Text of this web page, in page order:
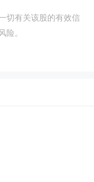
切有关该股的有效信
险。